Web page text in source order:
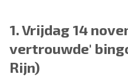
1. Vrijdag 14
vertrouwde'
Rijn)